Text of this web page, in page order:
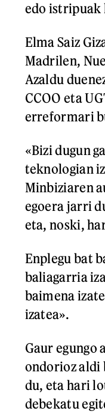
edo istripuak
Elma Saiz
Madrilen,
Azaldu
CCOO eta
erreformari
«Bizi dugun
teknologian
Minbiziaren
egoera jarri
eta, noski,
Enplegu bat
baliagarria
baimena
izatea».
Gaur egungo
ondorioz aldi
du, eta hari
debekatu